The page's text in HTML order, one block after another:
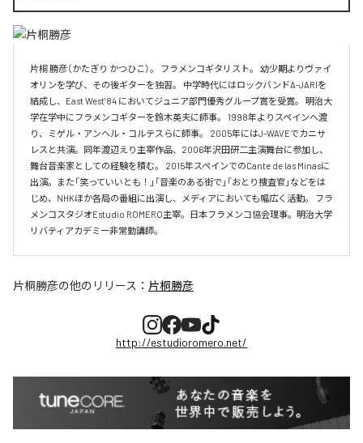
片桐 勝彦（かたぎり かつひこ）。 フラメンコギタリスト。 幼少期よりヴァイ
オリンを学び、その後ギターを独習。 中学時代にはロックバンドA-JARIを
結成し、East West’84 においてジュニア部門優秀グループ賞を受賞。 明治大
学在学中にフラメンコギターを鈴木英夫に師事。 1998年よりスペインへ渡
り、ミゲル・アンヘル・コルテスらに師事。 2005年にはJ-WAVEでカニサ
レスと共演。同年渡辺えり主宰作品、2006年沢田研二主演舞台に参加し、
舞台音楽家としての経験を積む。 2015年スペインでのCante de las Minasに
出演。また「笑っていいとも！」「音楽のある街で」「おとり捜査官」などをは
じめ、NHKほか各局の番組に出演し、メディアにおいても幅広く活動。 フラ
メンコスタジオEstudio ROMERO主宰。日本フラメンコ協会理事。明治大学
リバティアカデミー非常勤講師。
片桐勝彦の他のリリース： 片桐勝彦
http://estudioromero.net/